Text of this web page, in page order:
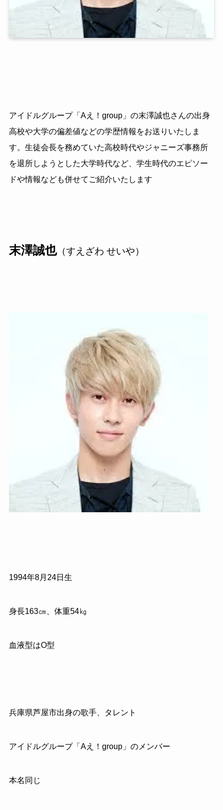
アイドルグループ「 Aえ！ group」の末澤誠也さんの出身
高校や大学の偏差値などの学歴情報をお送りいたしま
す。生徒会長を務めていた高校時代やジャニーズ事務所
を退所しようとした大学時代など、学生時代のエピソー
ドや情報なども併せてご紹介いたします
末澤誠也（すえざわ せいや）
1994年8月 24日生
身長163㎝、体重54㎏
血液型はO型
兵庫県芦屋市出身の歌手、タレント
アイドルグループ「 Aえ！ group」のメンバー
本名同じ